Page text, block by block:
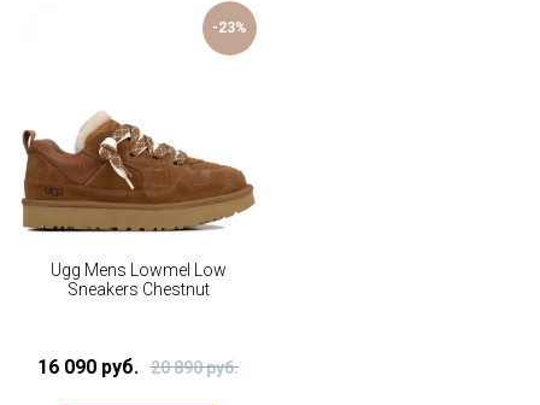
-23%
Ugg Mens Lowmel Low
Sneakers Chestnut
16 090 руб. 20 890 руб.